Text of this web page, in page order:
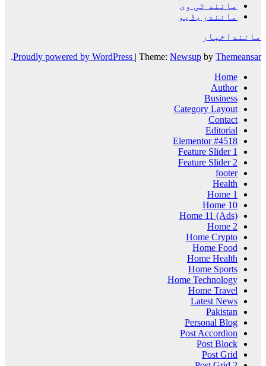
مانند ٹی وی
مانندریڈیو
ماننداخبار
Proudly powered by WordPress | Theme: Newsup by Themeansar
.
Home
Author
Business
Category Layout
Contact
Editorial
Elementor #4518
Feature Slider 1
Feature Slider 2
footer
Health
Home 1
Home 10
Home 11 (Ads)
Home 2
Home Crypto
Home Food
Home Health
Home Sports
Home Technology
Home Travel
Latest News
Pakistan
Personal Blog
Post Accordion
Post Block
Post Grid